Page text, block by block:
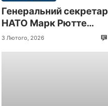
Генеральний секретар
НАТО Марк Рютте
прибув з візитом до
3 Лютого, 2026